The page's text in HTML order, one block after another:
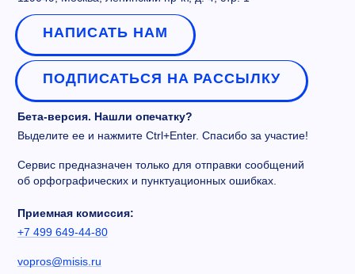
НАПИСАТЬ НАМ
ПОДПИСАТЬСЯ НА РАССЫЛКУ
Бета-версия. Нашли опечатку?
Выделите ее и нажмите Ctrl+Enter. Спасибо за участие!
Сервис предназначен только для отправки сообщений
об орфографических и пунктуационных ошибках.
Приемная комиссия:
+7 499 649-44-80
vopros@misis.ru